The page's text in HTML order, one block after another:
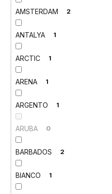
AMSTERDAM 2
ANTALYA 1
ARCTIC 1
ARENA 1
ARGENTO 1
ARUBA 0
BARBADOS 2
BIANCO 1